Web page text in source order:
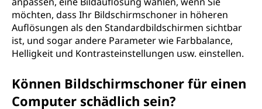
möchten, dass Ihr Bildschirmschoner in höheren
Auflösungen als den Standardbildschirmen sichtbar
ist, und sogar andere Parameter wie Farbbalance,
Helligkeit und Kontrasteinstellungen usw. einstellen.
Können Bildschirmschoner für einen
Computer schädlich sein?